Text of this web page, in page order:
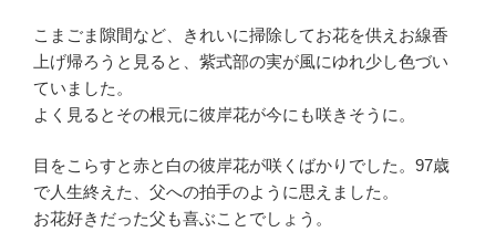
こまごま隙間など、きれいに掃除してお花を供えお線香
上げ帰ろうと見ると、紫式部の実が風にゆれ少し色づい
ていました。
よく見るとその根元に彼岸花が今にも咲きそうに。
目をこらすと赤と白の彼岸花が咲くばかりでした。97歳
で人生終えた、父への拍手のように思えました。
お花好きだった父も喜ぶことでしょう。